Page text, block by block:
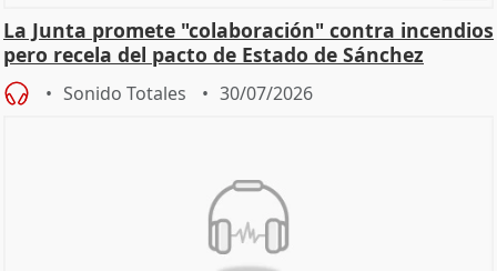
La Junta promete "colaboración" contra incendios
pero recela del pacto de Estado de Sánchez
Sonido Totales 30/07/2026